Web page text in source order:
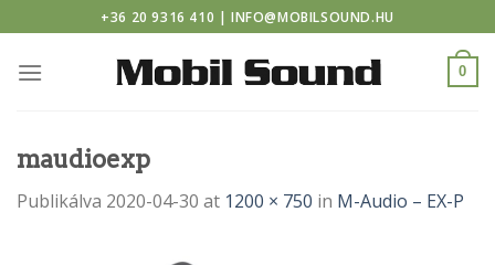
to
content
+36 20 9316 410 | INFO@MOBILSOUND.HU
0
maudioexp
Publikálva 2020-04-30 at 1200 × 750 in M-Audio – EX-P